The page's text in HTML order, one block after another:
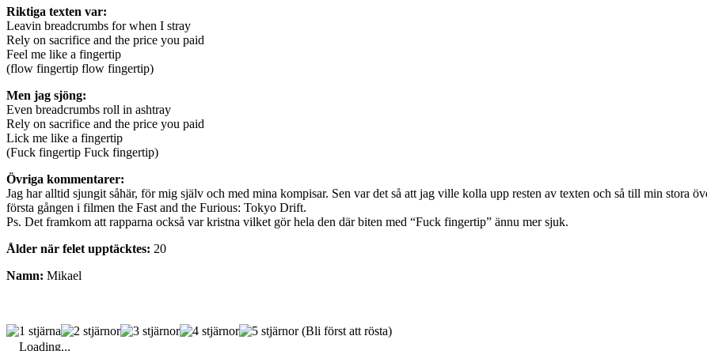
Riktiga texten var:
Leavin breadcrumbs for when I stray
Rely on sacrifice and the price you paid
Feel me like a fingertip
(flow fingertip flow fingertip)
Men jag sjöng:
Even breadcrumbs roll in ashtray
Rely on sacrifice and the price you paid
Lick me like a fingertip
(Fuck fingertip Fuck fingertip)
Övriga kommentarer:
Jag har alltid sjungit såhär, för mig själv och med mina kompisar. Sen var det så att jag ville kolla upp resten av texten och så till min stora
första gången i filmen the Fast and the Furious: Tokyo Drift.
Ps. Det framkom att rapparna också var kristna vilket gör hela den där biten med “Fuck fingertip” ännu mer sjuk.
Ålder när felet upptäcktes: 20
Namn: Mikael
(Bli först att rösta)
Loading...